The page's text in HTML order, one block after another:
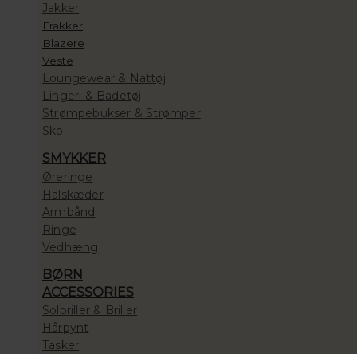
Jakker
Frakker
Blazere
Veste
Loungewear & Nattøj
Lingeri & Badetøj
Strømpebukser & Strømper
Sko
SMYKKER
Øreringe
Halskæder
Armbånd
Ringe
Vedhæng
BØRN
ACCESSORIES
Solbriller & Briller
Hårpynt
Tasker